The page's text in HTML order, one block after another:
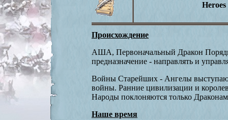
Происхождение
АША, Первоначальный Дракон
предназначение - направлять и
Войны Старейших - Ангелы
войны. Ранние цивилизации и
Народы поклоняются только
Наше время